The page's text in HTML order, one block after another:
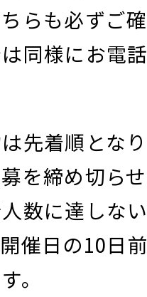
らも必ずご
同様にお電
は先着順とな
を締め切ら
人数に達しな
催日の10日
。